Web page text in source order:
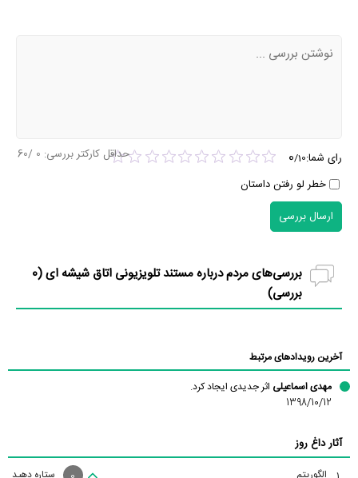
رای شما: 0/10
خطر لو رفتن داستان
حداقل کارکتر بررسی: 0
/60
ارسال بررسی
بررسی‌های مردم درباره مستند تلویزیونی اتاق شیشه ای (0
بررسی)
آخرین رویدادهای مرتبط
مهدی اسماعیلی اثر جدیدی ایجاد کرد.
1398/10/12
آثار داغ روز
الگوریتم ستاره دهید